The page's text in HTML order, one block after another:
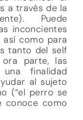
a través de la
Puede
inconcientes
como para
tanto del self
parte, las
finalidad
al sujeto
(“el perro se
conoce como